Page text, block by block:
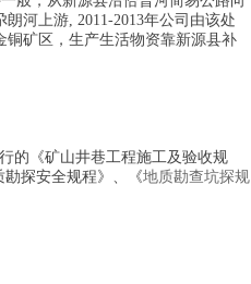
河上游, 2011-2013年公司由该处
铜矿区，生产生活物资靠新源县补
的《矿山井巷工程施工及验收规
勘探安全规程》、《地质勘查坑探规